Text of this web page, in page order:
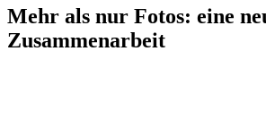
Mehr als nur Fotos: eine
Zusammenarbeit